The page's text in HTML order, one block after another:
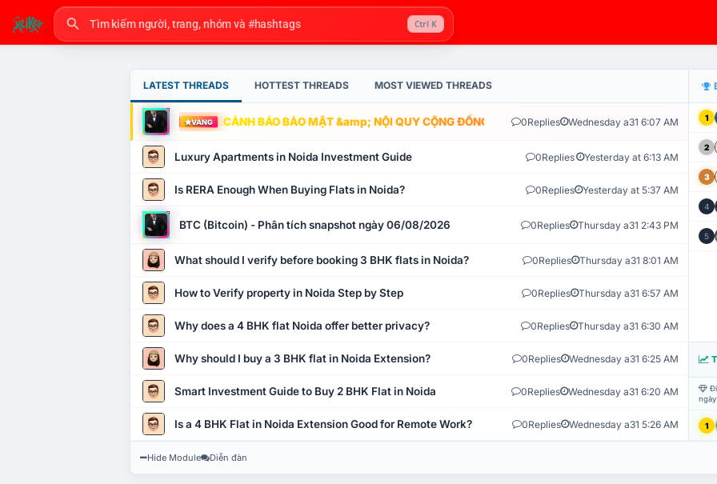
Ctrl K
LATEST THREADS HOTTEST THREADS MOST VIEWED THREADS
VÀNG CẢNH BÁO BẢO MẬT &amp; NỘI QUY CỘNG ĐỒNG VLIKE.VN: HỆ THỐNG GIÁM SÁT TỰ
0Replies Wednesday a31 6:07 AM
Luxury Apartments in Noida Investment Guide 0Replies Yesterday at 6:13 AM
Is RERA Enough When Buying Flats in Noida? 0Replies Yesterday at 5:37 AM
BTC (Bitcoin) - Phân tích snapshot ngày 06/08/2026 0Replies Thursday a31 2:43 PM
What should I verify before booking 3 BHK flats in Noida? 0Replies Thursday a31 8:01 AM
How to Verify property in Noida Step by Step 0Replies Thursday a31 6:57 AM
Why does a 4 BHK flat Noida offer better privacy? 0Replies Thursday a31 6:30 AM
Why should I buy a 3 BHK flat in Noida Extension? 0Replies Wednesday a31 6:25 AM
Smart Investment Guide to Buy 2 BHK Flat in Noida 0Replies Wednesday a31 6:20 AM
Is a 4 BHK Flat in Noida Extension Good for Remote Work? 0Replies Wednesday a31 5:26 AM
1
2
3
4
5
1
Hide Module Diễn đàn